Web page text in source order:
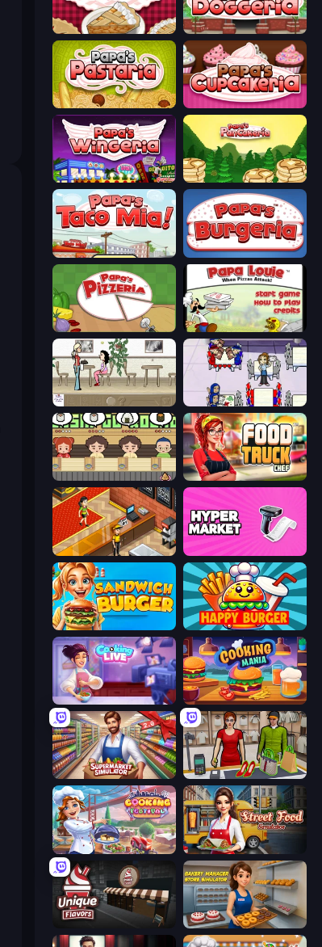
Papa's Bakeria Papa's Hot Doggeria
Papa's Pastaria Papas Cupcakeria
Papa's Wingeria Papa's Pancakeria
Papa's Taco Mia Papa's Burgeria
Papa's Pizzeria Papa Louie: When Pizzas Attack
The Waitress Diner Dash
Food Truck Chef™: A Fun Cooking Game
Cinema Panic 2 Hypermarket 3D
Sandwich Burger Happy Burger
Cooking Live Cooking Mania
Supermarket Simulator: Store Manager Shop Master 3D
Cooking Festival Street Food Simulator
Unique Flavors Bakery Manager: Store Simulator